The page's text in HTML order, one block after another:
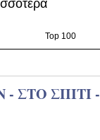
Top 100
ΣΤΟ ΣΠΙΤΙ -